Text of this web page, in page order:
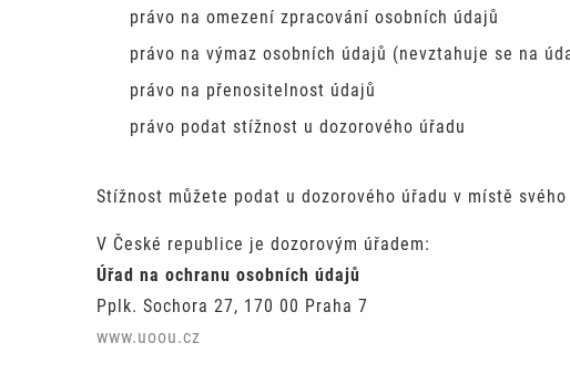
právo na omezení zpracování osobních údajů
právo na výmaz osobních údajů (nevztahuje se na
právo na přenositelnost údajů
právo podat stížnost u dozorového úřadu
Stížnost můžete podat u dozorového úřadu v místě
V České republice je dozorovým úřadem:
Úřad na ochranu osobních údajů
Pplk. Sochora 27, 170 00 Praha 7
www.uoou.cz